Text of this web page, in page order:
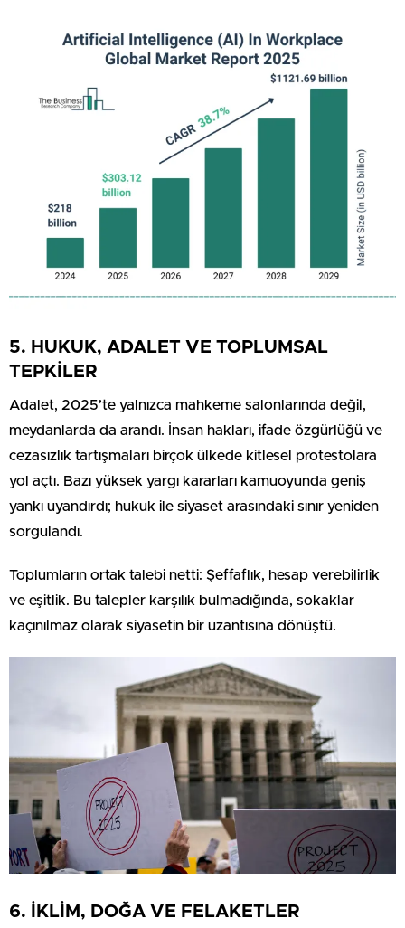
5. HUKUK, ADALET VE TOPLUMSAL
TEPKİLER
Adalet, 2025’te yalnızca mahkeme salonlarında değil,
meydanlarda da arandı. İnsan hakları, ifade özgürlüğü ve
cezasızlık tartışmaları birçok ülkede kitlesel protestolara
yol açtı. Bazı yüksek yargı kararları kamuoyunda geniş
yankı uyandırdı; hukuk ile siyaset arasındaki sınır yeniden
sorgulandı.
Toplumların ortak talebi netti: Şeffaflık, hesap verebilirlik
ve eşitlik. Bu talepler karşılık bulmadığında, sokaklar
kaçınılmaz olarak siyasetin bir uzantısına dönüştü.
6. İKLİM, DOĞA VE FELAKETLER